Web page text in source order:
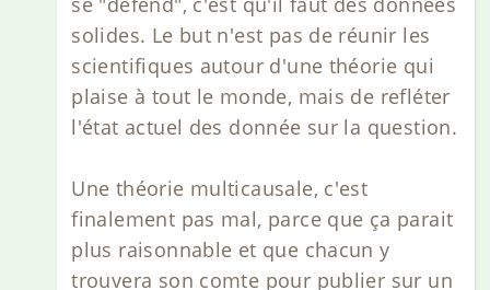
solides. Le but n'est pas de réunir les
scientifiques autour d'une théorie qui
plaise à tout le monde, mais de refléter
l'état actuel des donnée sur la question.
Une théorie multicausale, c'est
finalement pas mal, parce que ça parait
plus raisonnable et que chacun y
trouvera son comte pour publier sur un